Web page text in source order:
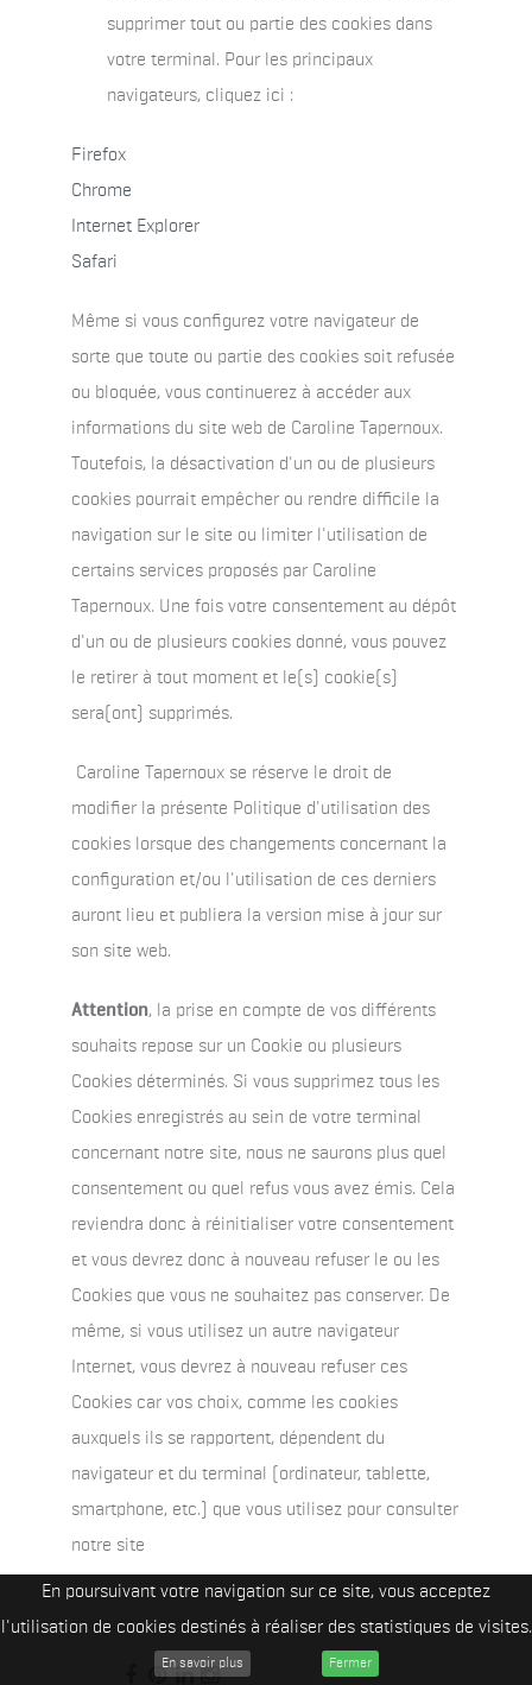
supprimer tout ou partie des cookies dans
votre terminal. Pour les principaux
navigateurs, cliquez ici :
Firefox
Chrome
Internet Explorer
Safari
Même si vous configurez votre navigateur de
sorte que toute ou partie des cookies soit refusée
ou bloquée, vous continuerez à accéder aux
informations du site web de Caroline Tapernoux.
Toutefois, la désactivation d'un ou de plusieurs
cookies pourrait empêcher ou rendre difficile la
navigation sur le site ou limiter l'utilisation de
certains services proposés par Caroline
Tapernoux. Une fois votre consentement au dépôt
d'un ou de plusieurs cookies donné, vous pouvez
le retirer à tout moment et le(s) cookie(s)
sera(ont) supprimés.
Caroline Tapernoux se réserve le droit de
modifier la présente Politique d'utilisation des
cookies lorsque des changements concernant la
configuration et/ou l'utilisation de ces derniers
auront lieu et publiera la version mise à jour sur
son site web.
Attention, la prise en compte de vos différents
souhaits repose sur un Cookie ou plusieurs
Cookies déterminés. Si vous supprimez tous les
Cookies enregistrés au sein de votre terminal
concernant notre site, nous ne saurons plus quel
consentement ou quel refus vous avez émis. Cela
reviendra donc à réinitialiser votre consentement
et vous devrez donc à nouveau refuser le ou les
Cookies que vous ne souhaitez pas conserver. De
même, si vous utilisez un autre navigateur
Internet, vous devrez à nouveau refuser ces
Cookies car vos choix, comme les cookies
auxquels ils se rapportent, dépendent du
navigateur et du terminal (ordinateur, tablette,
smartphone, etc.) que vous utilisez pour consulter
notre site
En poursuivant votre navigation sur ce site, vous acceptez
l'utilisation de cookies destinés à réaliser des statistiques de visites.
En savoir plus Fermer